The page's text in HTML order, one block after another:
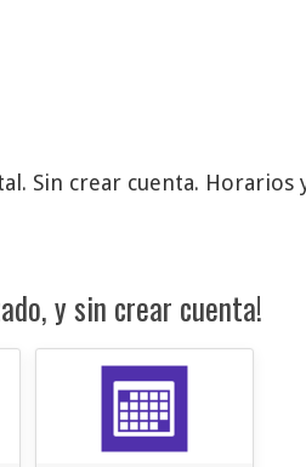
Sin crear cuenta. Horarios
y sin crear cuenta!